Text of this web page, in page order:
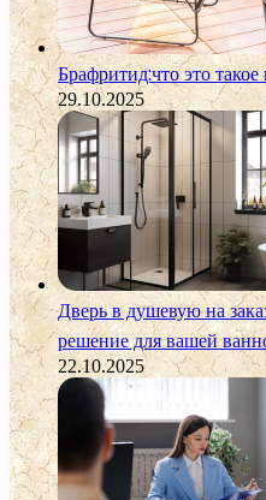
Брафритид:что это
29.10.2025
Дверь в душевую на
решение для вашей
22.10.2025